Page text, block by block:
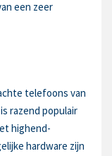
een zeer
telefoons van
razend populair
highend-
hardware zijn